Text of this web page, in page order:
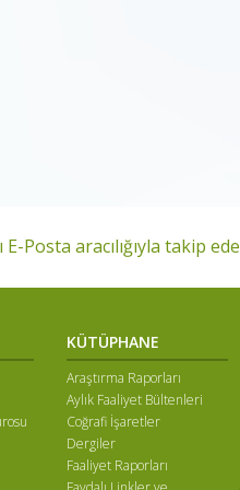
Posta aracılığıyla takip
KÜTÜPHANE
Araştırma Raporları
Aylık Faaliyet Bültenleri
Coğrafi İşaretler
Dergiler
Faaliyet Raporları